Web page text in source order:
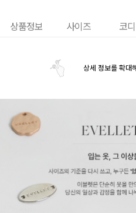
상품정보 사이즈 코
상세 정보를 확대